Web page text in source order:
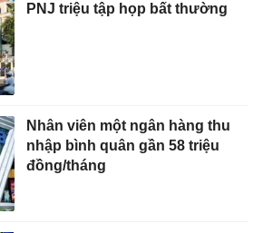
PNJ triệu tập họp bất thường
Nhân viên một ngân hàng thu
nhập bình quân gần 58 triệu
đồng/tháng